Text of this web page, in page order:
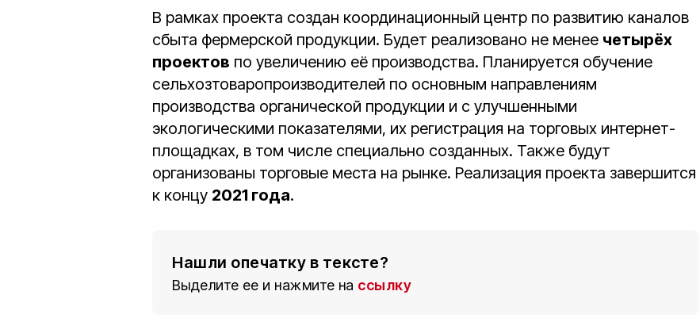
В рамках проекта создан координационный центр по развитию каналов
сбыта фермерской продукции. Будет реализовано не менее четырёх
проектов по увеличению её производства. Планируется обучение
сельхозтоваропроизводителей по основным направлениям
производства органической продукции и с улучшенными
экологическими показателями, их регистрация на торговых интернет-
площадках, в том числе специально созданных. Также будут
организованы торговые места на рынке. Реализация проекта завершится
к концу 2021 года.
Нашли опечатку в тексте?
Выделите ее и нажмите на ссылку